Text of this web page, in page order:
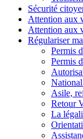
Sécurité
Attention aux
Attention aux
Régulariser
Permis
Permis
Asile,
Retour
La